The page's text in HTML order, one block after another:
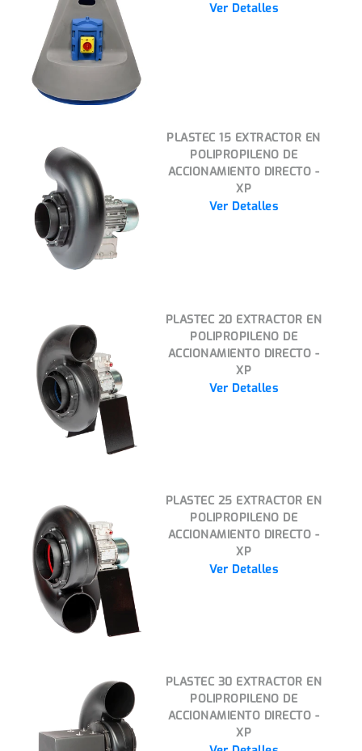
Ver Detalles
PLASTEC 15 EXTRACTOR EN
POLIPROPILENO DE
ACCIONAMIENTO DIRECTO -
XP
Ver Detalles
PLASTEC 20 EXTRACTOR EN
POLIPROPILENO DE
ACCIONAMIENTO DIRECTO -
XP
Ver Detalles
PLASTEC 25 EXTRACTOR EN
POLIPROPILENO DE
ACCIONAMIENTO DIRECTO -
XP
Ver Detalles
PLASTEC 30 EXTRACTOR EN
POLIPROPILENO DE
ACCIONAMIENTO DIRECTO -
XP